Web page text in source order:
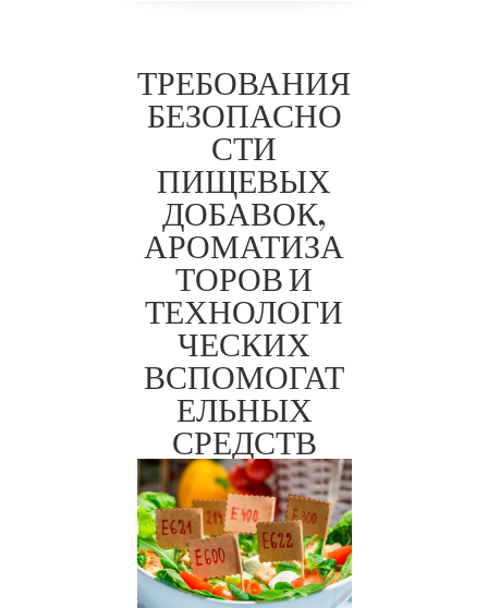
ТР ТС
029/201
2
ТРЕБОВАНИЯ
БЕЗОПАСНО
СТИ
ПИЩЕВЫХ
ДОБАВОК,
АРОМАТИЗА
ТОРОВ И
ТЕХНОЛОГИ
ЧЕСКИХ
ВСПОМОГАТ
ЕЛЬНЫХ
СРЕДСТВ